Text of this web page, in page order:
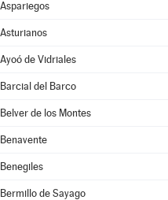
Aspariegos
Asturianos
Ayoó de Vidriales
Barcial del Barco
Belver de los Montes
Benavente
Benegiles
Bermillo de Sayago